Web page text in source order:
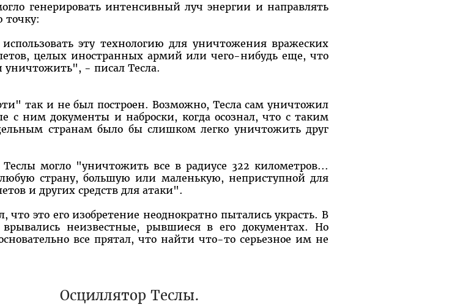
генерировать интенсивный луч энергии и направлять
точку:
эту технологию для уничтожения вражеских
целых иностранных армий или чего-нибудь еще, что
уничтожить", - писал Тесла.
так и не был построен. Возможно, Тесла сам уничтожил
с ним документы и наброски, когда осознал, что с таким
странам было бы слишком легко уничтожить друг
Теслы могло "уничтожить все в радиусе 322 километров...
любую страну, большую или маленькую, неприступной для
и других средств для атаки".
что это его изобретение неоднократно пытались украсть. В
врывались неизвестные, рывшиеся в его документах. Но
все прятал, что найти что-то серьезное им не
Осциллятор Теслы.